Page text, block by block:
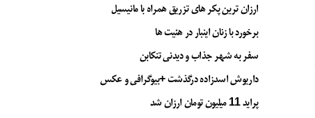
ارزان ترین پکر های تزریق همراه با مانیسیل
برخورد با زنان اینبار در هئیت ها
سفر به شهر جذاب و دیدنی تنکابن
داریوش اسدزاده درگذشت +بیوگرافی و عکس
پراید 11 میلیون تومان ارزان شد